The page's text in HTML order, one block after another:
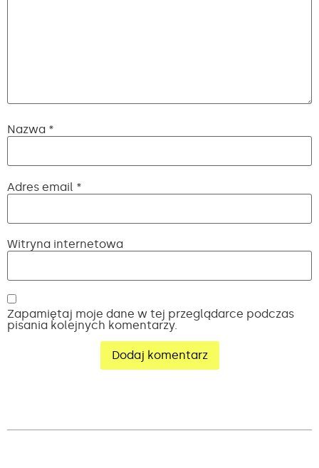
Nazwa *
Adres email *
Witryna internetowa
Zapamiętaj moje dane w tej przeglądarce podczas
pisania kolejnych komentarzy.